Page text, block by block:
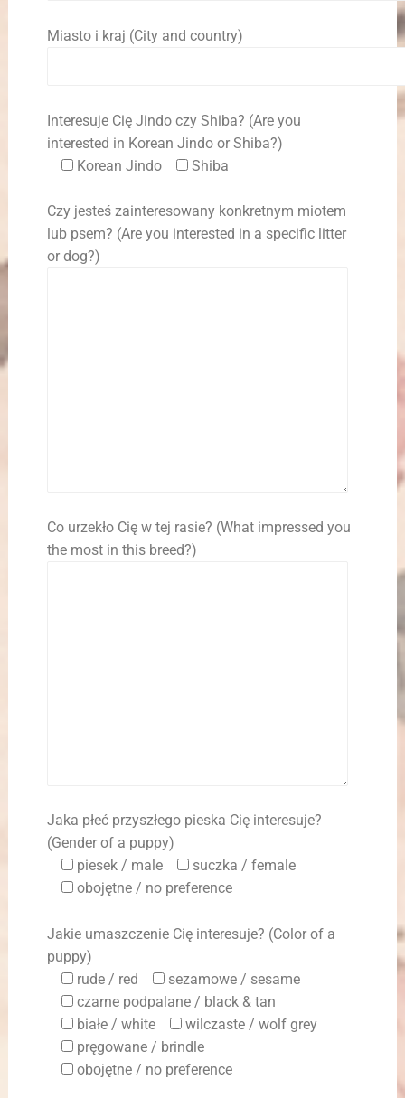
Miasto i kraj (City and country)
Interesuje Cię Jindo czy Shiba? (Are you
interested in Korean Jindo or Shiba?)
Korean Jindo
Shiba
Czy jesteś zainteresowany konkretnym miotem
lub psem? (Are you interested in a specific litter
or dog?)
Co urzekło Cię w tej rasie? (What impressed you
the most in this breed?)
Jaka płeć przyszłego pieska Cię interesuje?
(Gender of a puppy)
piesek / male
suczka / female
obojętne / no preference
Jakie umaszczenie Cię interesuje? (Color of a
puppy)
rude / red
sezamowe / sesame
czarne podpalane / black & tan
białe / white
wilczaste / wolf grey
pręgowane / brindle
obojętne / no preference